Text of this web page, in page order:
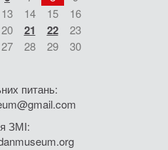
13 14 15
16
20 21 22
23
27 28 29
30
питань:
ЗМІ: